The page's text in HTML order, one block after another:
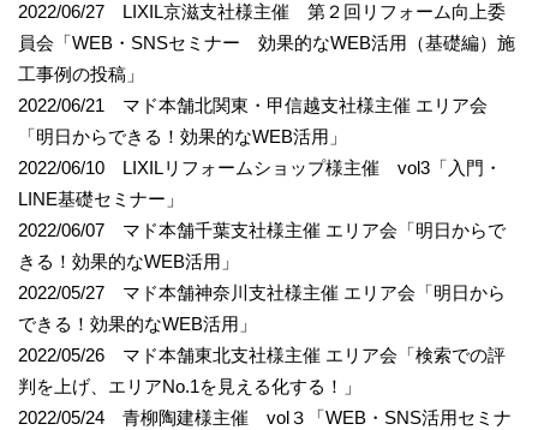
2022/06/27 LIXIL京滋支社様主催 第２回リフォーム向上委
員会「WEB・SNSセミナー 効果的なWEB活用（基礎編）施
工事例の投稿」
2022/06/21 マド本舗北関東・甲信越支社様主催 エリア会
「明日からできる！効果的なWEB活用」
2022/06/10 LIXILリフォームショップ様主催 vol3「入門・
LINE基礎セミナー」
2022/06/07 マド本舗千葉支社様主催 エリア会「明日からで
きる！効果的なWEB活用」
2022/05/27 マド本舗神奈川支社様主催 エリア会「明日から
できる！効果的なWEB活用」
2022/05/26 マド本舗東北支社様主催 エリア会「検索での評
判を上げ、エリアNo.1を見える化する！」
2022/05/24 青柳陶建様主催 vol３「WEB・SNS活用セミナ